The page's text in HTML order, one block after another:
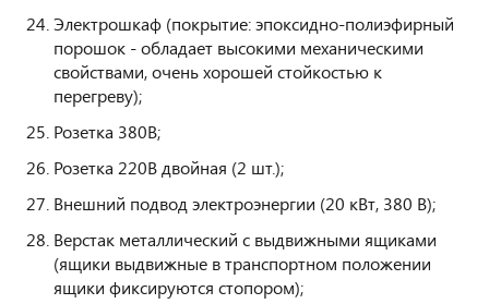
Электрошкаф (покрытие: эпоксидно-полиэфирный
порошок - обладает высокими механическими
свойствами, очень хорошей стойкостью к
перегреву);
Розетка 380В;
Розетка 220В двойная (2 шт.);
Внешний подвод электроэнергии (20 кВт, 380 В);
Верстак металлический с выдвижными ящиками
(ящики выдвижные в транспортном положении
ящики фиксируются стопором);